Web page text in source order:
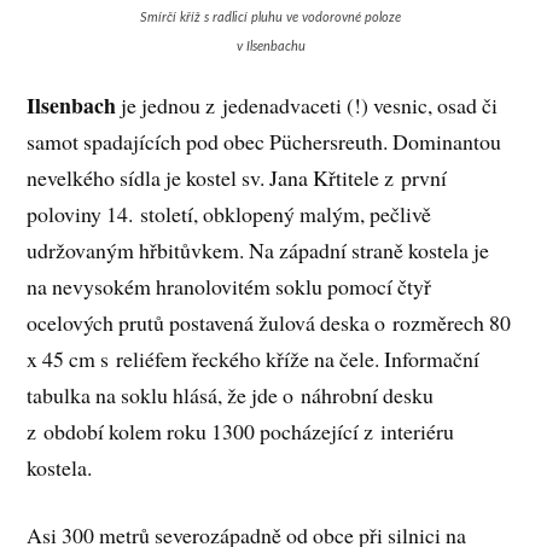
Smírčí kříž s radlicí pluhu ve vodorovné poloze
v Ilsenbachu
Ilsenbachje jednou z jedenadvaceti (!) vesnic, osad či
samot spadajících pod obec Püchersreuth. Dominantou
nevelkého sídla je kostel sv. Jana Křtitele z první
poloviny 14. století, obklopený malým, pečlivě
udržovaným hřbitůvkem. Na západní straně kostela je
na nevysokém hranolovitém soklu pomocí čtyř
ocelových prutů postavená žulová deska o rozměrech 80
x 45 cm s reliéfem řeckého kříže na čele. Informační
tabulka na soklu hlásá, že jde o náhrobní desku
z období kolem roku 1300 pocházející z interiéru
kostela.
Asi 300 metrů severozápadně od obce při silnici na